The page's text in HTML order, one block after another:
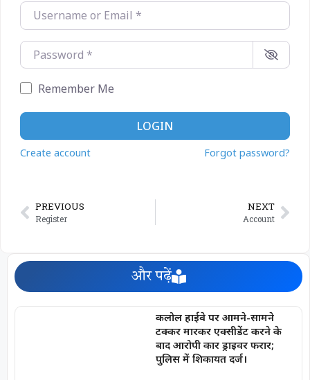
Username or Email *
Password
Remember Me
LOGIN
Create account Forgot password?
PREVIOUS
Register
NEXT
Account
और पढ़ें
कलोल हाईवे पर आमने-सामने
टक्कर मारकर एक्सीडेंट करने के
बाद आरोपी कार ड्राइवर फरार;
पुलिस में शिकायत दर्ज।